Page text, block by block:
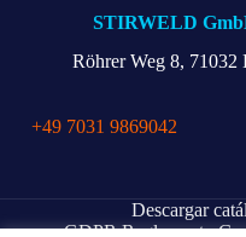
STIRWELD
Röhrer Weg 8, 71032
+49 7031 9869042
Descargar
GDPR Reglamento